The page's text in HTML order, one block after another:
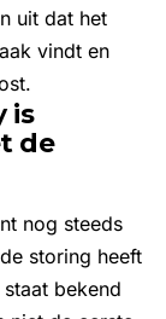
uit dat het
vindt en
is
de
nog steeds
storing heeft
bekend